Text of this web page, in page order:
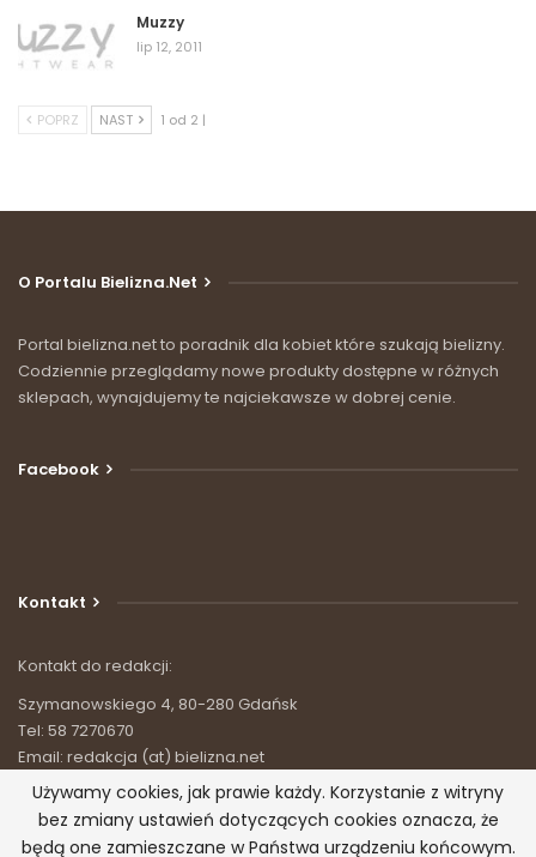
Muzzy
lip 12, 2011
POPRZ NAST 1 od 2 |
O Portalu Bielizna.net
Portal bielizna.net to poradnik dla kobiet które szukają bielizny.
Codziennie przeglądamy nowe produkty dostępne w różnych
sklepach, wynajdujemy te najciekawsze w dobrej cenie.
Facebook
Kontakt
Kontakt do redakcji:
Szymanowskiego 4, 80-280 Gdańsk
Tel: 58 7270670
Email: redakcja (at) bielizna.net
Używamy cookies, jak prawie każdy. Korzystanie z witryny
bez zmiany ustawień dotyczących cookies oznacza, że
będą one zamieszczane w Państwa urządzeniu końcowym.